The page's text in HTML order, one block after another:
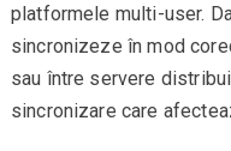
platformele multi-user.
sincronizeze în mod
sau între servere
sincronizare care